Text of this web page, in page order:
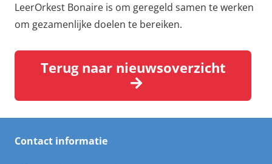
LeerOrkest Bonaire is om geregeld samen te werken
om gezamenlijke doelen te bereiken.
Terug naar nieuwsoverzicht
Contact informatie